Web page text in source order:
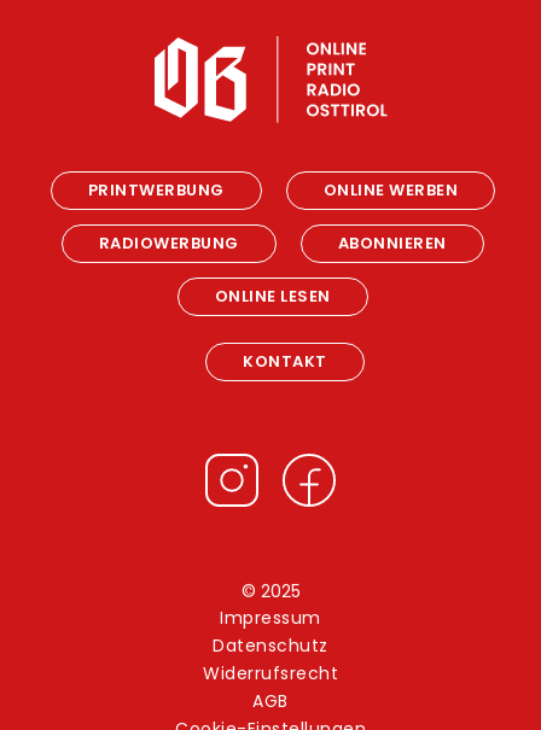
PRINTWERBUNG ONLINE WERBEN
RADIOWERBUNG ABONNIEREN
ONLINE LESEN
KONTAKT
© 2025
Impressum
Datenschutz
Widerrufsrecht
AGB